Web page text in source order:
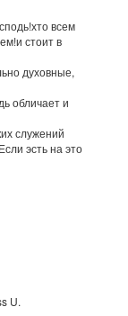
всем
стоит в
духовные,
обличает и
служений
эсть на это
U.